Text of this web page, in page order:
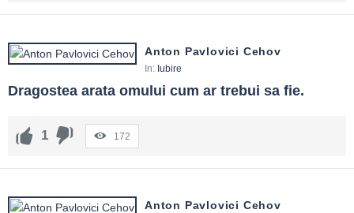
Anton Pavlovici Cehov
In: Iubire
Dragostea arata omului cum ar trebui sa fie.
1 172
Anton Pavlovici Cehov